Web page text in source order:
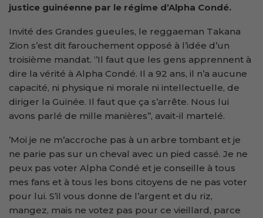
justice guinéenne par le régime d’Alpha Condé.
Invité des Grandes gueules, le reggaeman Takana
Zion s’est dit farouchement opposé à l’idée d’un
troisième mandat. ‘’Il faut que les gens apprennent à
dire la vérité à Alpha Condé. Il a 92 ans, il n’a aucune
capacité, ni physique ni morale ni intellectuelle, de
diriger la Guinée. Il faut que ça s’arrête. Nous lui
avons parlé de mille manières’’, avait-il martelé.
’Moi je ne m’accroche pas à un arbre tombant et je
ne parie pas sur un cheval avec un pied cassé. Je ne
peux pas voter Alpha Condé et je conseille à tous
mes fans et à tous les bons citoyens de ne pas voter
pour lui. S’il vous donne de l’argent et du riz,
mangez, mais ne votez pas pour ce vieillard, parce